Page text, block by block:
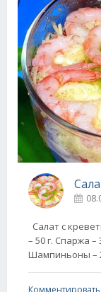
Салат с
– 50 г. Спаржа –
Шампиньоны –